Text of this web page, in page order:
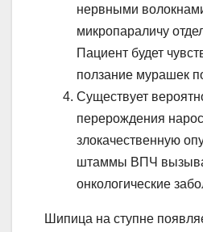
нервными
микропараличу
Пациент будет
ползание мурашек
Существует
перерождения
злокачественную
штаммы ВПЧ
онкологические
Шипица на ступне